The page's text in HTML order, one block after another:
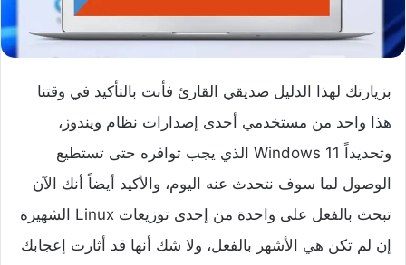
بزيارتك لهذا الدليل صديقي القارئ فأنت بالتأكيد في وقتنا
هذا واحد من مستخدمي أحدى إصدارات نظام ويندوز،
وتحديداً Windows 11 الذي يجب توافره حتى تستطيع
الوصول لما سوف نتحدث عنه اليوم، والأكيد أيضاً أنك الآن
تبحث بالفعل على واحدة من إحدى توزيعات Linux الشهيرة
إن لم تكن هي الأشهر بالفعل، ولا شك أنها قد أثارت إعجابك